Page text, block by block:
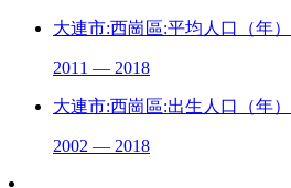
大連市:西崗區:平均人口（年）
2011 — 2018
大連市:西崗區:出生人口（年）
2002 — 2018